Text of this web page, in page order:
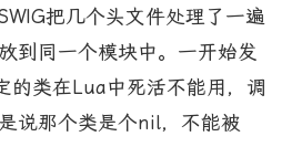
把几个头文件处理了一遍
到同一个模块中。一开始发
的类在Lua中死活不能用，调
说那个类是个nil，不能被